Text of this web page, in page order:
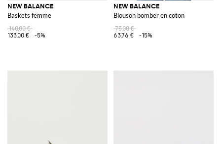
NEW BALANCE
Baskets femme
140,00 €
133,00 €
-5%
NEW BALANCE
Blouson bomber en coton
75,00 €
63,76 €
-15%